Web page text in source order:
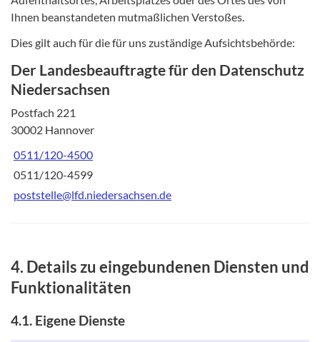
Ihnen beanstandeten mutmaßlichen Verstoßes.
Dies gilt auch für die für uns zuständige Aufsichtsbehörde:
Der Landesbeauftragte für den Datenschutz
Niedersachsen
Postfach 221
30002 Hannover
0511/120-4500
0511/120-4599
poststelle@lfd.niedersachsen.de
4. Details zu eingebundenen Diensten und
Funktionalitäten
4.1. Eigene Dienste